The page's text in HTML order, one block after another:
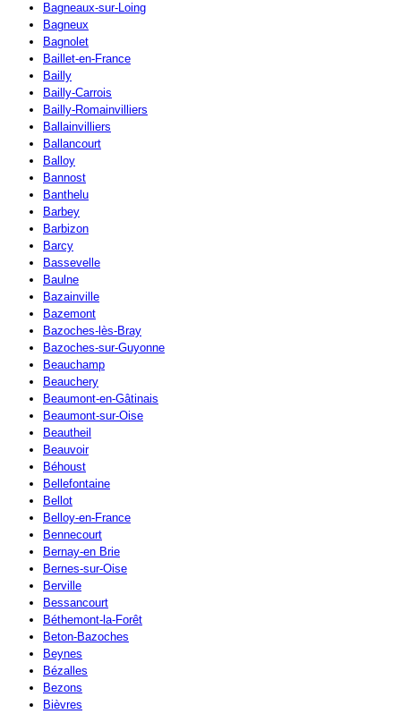
Bagneaux-sur-Loing
Bagneux
Bagnolet
Baillet-en-France
Bailly
Bailly-Carrois
Bailly-Romainvilliers
Ballainvilliers
Ballancourt
Balloy
Bannost
Banthelu
Barbey
Barbizon
Barcy
Bassevelle
Baulne
Bazainville
Bazemont
Bazoches-lès-Bray
Bazoches-sur-Guyonne
Beauchamp
Beauchery
Beaumont-en-Gâtinais
Beaumont-sur-Oise
Beautheil
Beauvoir
Béhoust
Bellefontaine
Bellot
Belloy-en-France
Bennecourt
Bernay-en Brie
Bernes-sur-Oise
Berville
Bessancourt
Béthemont-la-Forêt
Beton-Bazoches
Beynes
Bézalles
Bezons
Bièvres